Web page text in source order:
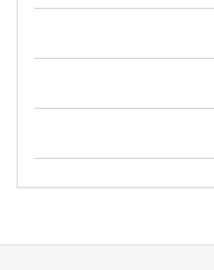
اره ابصابونی و اره نواری